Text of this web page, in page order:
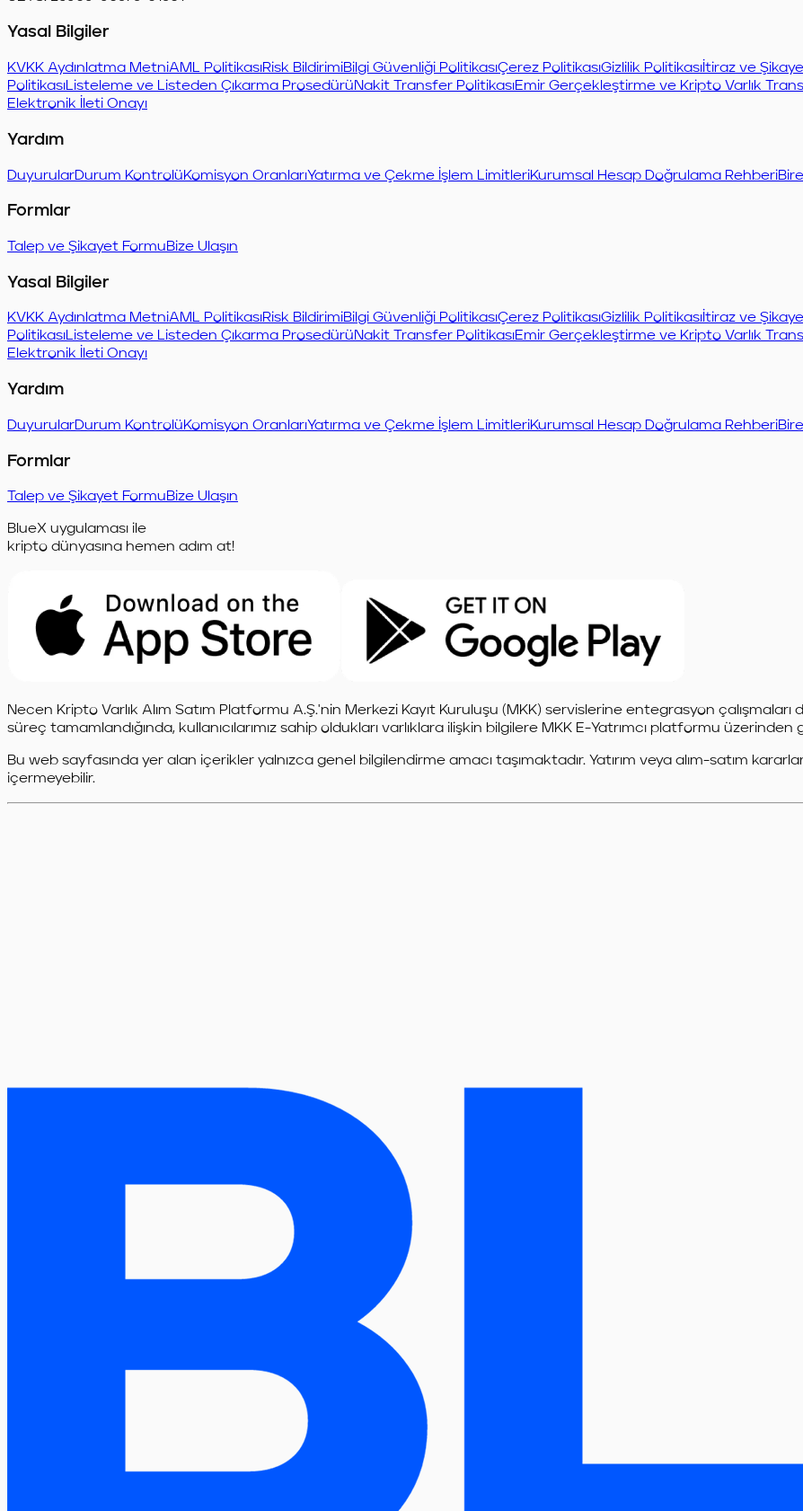
Yasal Bilgiler
KVKK Aydınlatma MetniAML PolitikasıRisk BildirimiBilgi Güvenliği PolitikasıÇerez PolitikasıGizlilik Politikasıİtiraz ve
PolitikasıListeleme ve Listeden Çıkarma ProsedürüNakit Transfer PolitikasıEmir Gerçekleştirme ve Kripto Varlık
Elektronik İleti Onayı
Yardım
DuyurularDurum KontrolüKomisyon OranlarıYatırma ve Çekme İşlem LimitleriKurumsal Hesap Doğrulama Rehberi
Formlar
Talep ve Şikayet FormuBize Ulaşın
Yasal Bilgiler
KVKK Aydınlatma MetniAML PolitikasıRisk BildirimiBilgi Güvenliği PolitikasıÇerez PolitikasıGizlilik Politikasıİtiraz ve
PolitikasıListeleme ve Listeden Çıkarma ProsedürüNakit Transfer PolitikasıEmir Gerçekleştirme ve Kripto Varlık
Elektronik İleti Onayı
Yardım
DuyurularDurum KontrolüKomisyon OranlarıYatırma ve Çekme İşlem LimitleriKurumsal Hesap Doğrulama Rehberi
Formlar
Talep ve Şikayet FormuBize Ulaşın
BlueX uygulaması ile
kripto dünyasına hemen adım at!
Necen Kripto Varlık Alım Satım Platformu A.Ş.'nin Merkezi Kayıt Kuruluşu (MKK) servislerine entegrasyon
süreç tamamlandığında, kullanıcılarımız sahip oldukları varlıklara ilişkin bilgilere MKK E-Yatrımcı platformu
Bu web sayfasında yer alan içerikler yalnızca genel bilgilendirme amacı taşımaktadır. Yatırım veya alım-satım
içermeyebilir.